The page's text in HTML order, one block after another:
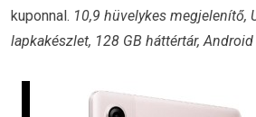
kuponnal. 10,9 hüvelykes megjelenítő,
lapkakészlet, 128 GB háttértár,